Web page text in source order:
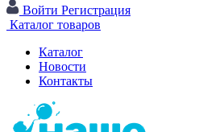
Войти Регистрация
Каталог товаров
Каталог
Новости
Контакты